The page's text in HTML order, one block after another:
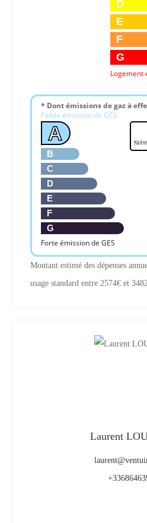
D
E
F
G
Logement
* Dont émissions de gaz à
Faible émission de GES
A
B
C
D
E
F
G
Forte émission de GES
Montant estimé des dépenses
usage standard entre 2574€ et
Laurent